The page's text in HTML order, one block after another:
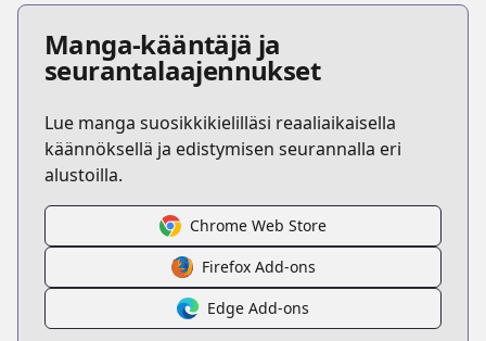
Manga-kääntäjä ja
seurantalaajennukset
Lue manga suosikkikielilläsi reaaliaikaisella
käännöksellä ja edistymisen seurannalla eri
alustoilla.
Chrome Web Store
Firefox Add-ons
Edge Add-ons